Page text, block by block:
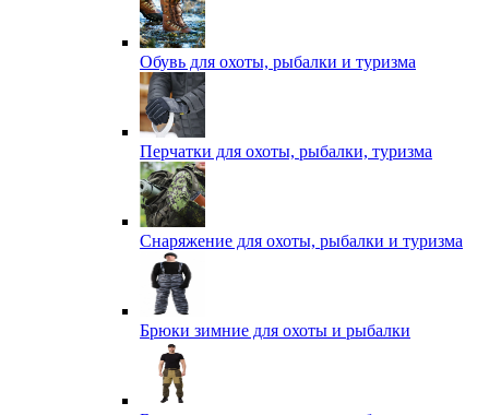
Обувь для охоты, рыбалки и туризма
Перчатки для охоты, рыбалки, туризма
Снаряжение для охоты, рыбалки и туризма
Брюки зимние для охоты и рыбалки